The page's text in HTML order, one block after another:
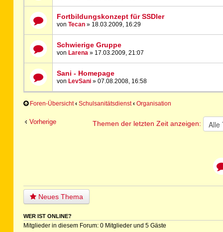
Fortbildungskonzept für SSDler
vonTecan » 18.03.2009, 16:29
Schwierige Gruppe
von Larena » 17.03.2009, 21:07
Sani - Homepage
von LevSani » 07.08.2008, 16:58
Foren-Übersicht ‹ Schulsanitätsdienst ‹ Organisation
Vorherige Themen der letzten Zeit anzeigen:
Neues Thema
WER IST ONLINE?
Mitglieder in diesem Forum: 0 Mitglieder und 5 Gäste